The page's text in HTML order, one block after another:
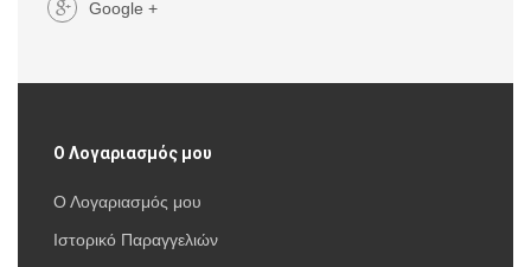
Google +
Ο Λογαριασμός μου
Ο Λογαριασμός μου
Ιστορικό Παραγγελιών